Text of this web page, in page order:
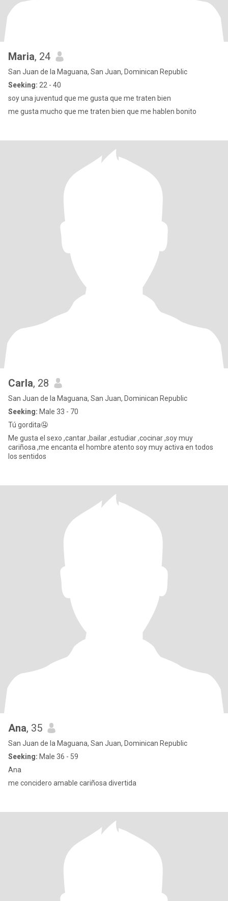
Maria, 24
San Juan de la Maguana, San Juan, Dominican Republic
Seeking: 22 - 40
soy una juventud que me gusta que me traten bien
me gusta mucho que me traten bien que me hablen bonito
Carla, 28
San Juan de la Maguana, San Juan, Dominican Republic
Seeking: Male 33 - 70
Tú gordita🤤
Me gusta el sexo ,cantar ,bailar ,estudiar ,cocinar ,soy muy
cariñosa ,me encanta el hombre atento soy muy activa en todos
los sentidos
Ana, 35
San Juan de la Maguana, San Juan, Dominican Republic
Seeking: Male 36 - 59
Ana
me concidero amable cariñosa divertida